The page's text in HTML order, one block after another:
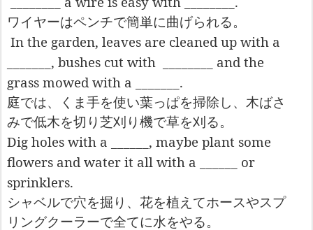
ワイヤーはペンチで簡単に曲げられる。
In the garden, leaves are cleaned up with a
_______, bushes cut with
________ and the
grass mowed with a _______.
庭では、くま手を使い葉っぱを掃除し、木ばさ
みで低木を切り芝刈り機で草を刈る。
Dig holes with a ______, maybe plant some
flowers and water it all with a ______ or
sprinklers.
シャベルで穴を掘り、花を植えてホースやスプ
リングクーラーで全てに水をやる。